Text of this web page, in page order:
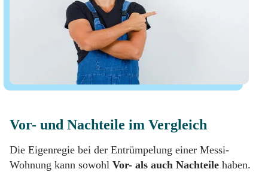
Vor- und Nachteile im Vergleich
Die Eigenregie bei der Entrümpelung einer Messi-
Wohnung kann sowohl Vor- als auch Nachteile haben.